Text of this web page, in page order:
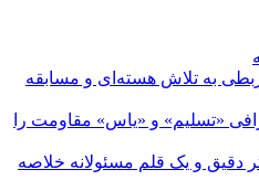
ربطی به تلاش هسته‌ای و مسابقه
«تسلیم» و «یاس» مقاومت را
دقیق و یک قلم مسئولانه خلاصه